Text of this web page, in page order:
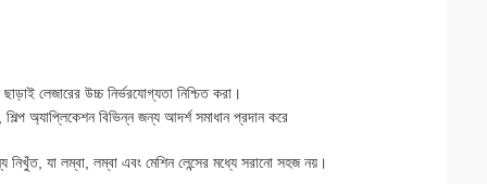
লেজারের উচ্চ নির্ভরযোগ্যতা নিশ্চিত করা।
অ্যাপ্লিকেশন বিভিন্ন জন্য আদর্শ সমাধান প্রদান করে
নিখুঁত, যা লম্বা, লম্বা এবং মেশিন লেন্সের মধ্যে সরানো সহজ নয়।